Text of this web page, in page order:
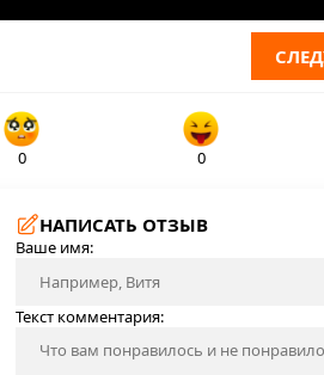
0 0
НАПИСАТЬ ОТЗЫВ
Ваше имя:
Текст комментария: